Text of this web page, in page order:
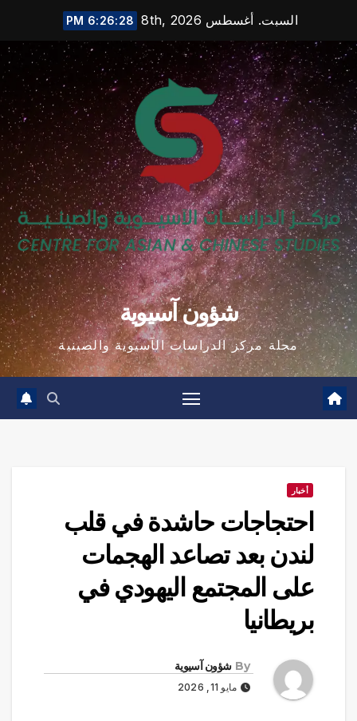
content
السبت. أغسطس 8th, 2026 6:26:29 PM
شؤون آسيوية
مجلة مركز الدراسات الآسيوية والصينية
أخبار
احتجاجات حاشدة في قلب
لندن بعد تصاعد الهجمات
على المجتمع اليهودي في
بريطانيا
By شؤون آسيوية
مايو 11, 2026